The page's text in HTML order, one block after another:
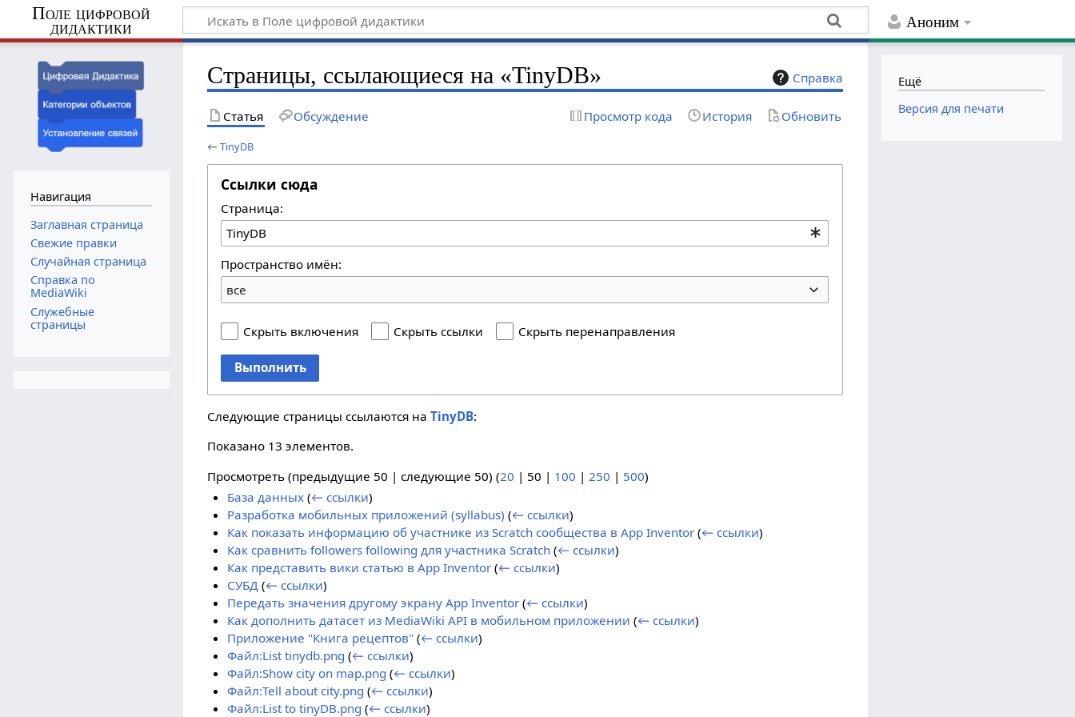
Аноним
Поле цифровой
дидактики
Справка
Страницы, ссылающиеся на «TinyDB»
Статья Обсуждение Просмотр кода История Обновить
←TinyDB
Ссылки сюда
Страница:
Пространство имён:
все
Скрыть включения Скрыть ссылки Скрыть перенаправления
Выполнить
Следующие страницы ссылаются наTinyDB:
Показано 13 элементов.
Просмотреть (предыдущие 50 |следующие 50) (20 | 50 | 100 | 250 | 500)
База данных (← ссылки)
Разработка мобильных приложений (syllabus) (← ссылки)
Как показать информацию об участнике из Scratch сообщества в App Inventor (← ссылки)
Как сравнить followers following для участника Scratch (← ссылки)
Как представить вики статью в App Inventor (← ссылки)
СУБД (← ссылки)
Передать значения другому экрану App Inventor (← ссылки)
Как дополнить датасет из MediaWiki API в мобильном приложении (← ссылки)
Приложение "Книга рецептов" (← ссылки)
Файл:List tinydb.png (← ссылки)
Файл:Show city on map.png (← ссылки)
Файл:Tell about city.png (← ссылки)
Файл:List to tinyDB.png (← ссылки)
Навигация
Заглавная страница
Свежие правки
Случайная страница
Справка по
MediaWiki
Служебные
страницы
Ещё
Версия для печати